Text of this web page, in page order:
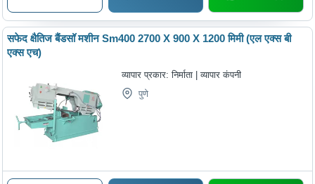
सफेद क्षैतिज बैंडसॉ मशीन Sm400 2700 X 900 X 1200 मिमी (एल एक्स बी
एक्स एच)
व्यापार प्रकार:निर्माता | व्यापार कंपनी
पुणे